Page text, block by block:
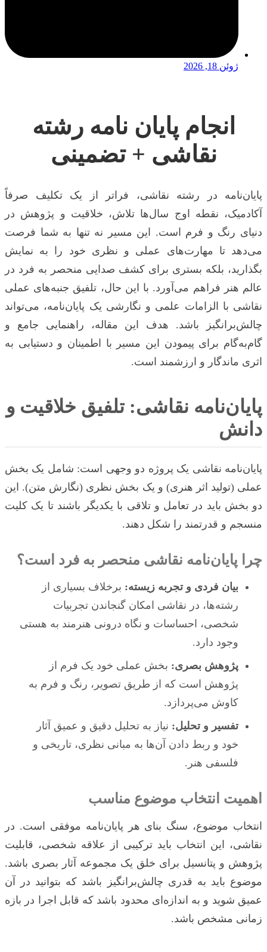
ژوئن 18, 2026
انجام پایان نامه رشته
نقاشی + تضمینی
پایان‌نامه در رشته نقاشی، فراتر از یک تکلیف صرفاً
آکادمیک، نقطه اوج سال‌ها تلاش، خلاقیت و پژوهش در
دنیای رنگ و فرم است. این مسیر نه تنها به شما فرصت
می‌دهد تا مهارت‌های عملی و نظری خود را به نمایش
بگذارید، بلکه بستری برای کشف صدایی منحصر به فرد در
عالم هنر فراهم می‌آورد. با این حال، تلفیق جنبه‌های عملی
نقاشی با الزامات علمی و نگارشی یک پایان‌نامه، می‌تواند
چالش‌برانگیز باشد. هدف این مقاله، راهنمایی جامع و
گام‌به‌گام برای پیمودن این مسیر با اطمینان و دستیابی به
اثری ماندگار و ارزشمند است.
پایان‌نامه نقاشی: تلفیق خلاقیت و
دانش
پایان‌نامه نقاشی یک پروژه دو وجهی است: شامل یک بخش
عملی (تولید اثر هنری) و یک بخش نظری (نگارش متن). این
دو بخش باید در تعامل و تلاقی با یکدیگر باشند تا یک کلیت
منسجم و قدرتمند را شکل دهند.
چرا پایان‌نامه نقاشی منحصر به فرد است؟
بیان فردی و تجربه زیسته: برخلاف بسیاری از
رشته‌ها، در نقاشی امکان گنجاندن تجربیات
شخصی، احساسات و نگاه درونی هنرمند به هستی
وجود دارد.
پژوهش بصری: بخش عملی خود یک فرم از
پژوهش است که از طریق تصویر، رنگ و فرم به
کاوش می‌پردازد.
تفسیر و تحلیل: نیاز به تحلیل دقیق و عمیق آثار
خود و ربط دادن آن‌ها به مبانی نظری، تاریخی و
فلسفی هنر.
اهمیت انتخاب موضوع مناسب
انتخاب موضوع، سنگ بنای هر پایان‌نامه موفقی است. در
نقاشی، این انتخاب باید ترکیبی از علاقه شخصی، قابلیت
پژوهش و پتانسیل برای خلق یک مجموعه آثار بصری باشد.
موضوع باید به قدری چالش‌برانگیز باشد که بتوانید در آن
عمیق شوید و به اندازه‌ای محدود باشد که قابل اجرا در بازه
زمانی مشخص باشد.